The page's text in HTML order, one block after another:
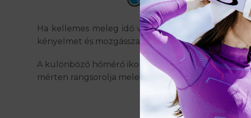
Ha kellemes meleg idő van, de nem túl forró, ez
kényelmet és mozgásszabadságot biztosít.
A különböző hőmérő ikonokra kattintva
mérten rangsorolja melegségérzet szempontjából.